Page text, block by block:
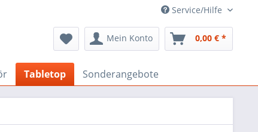
Service/Hilfe
Mein Konto 0,00 € *
Tabletop Sonderangebote